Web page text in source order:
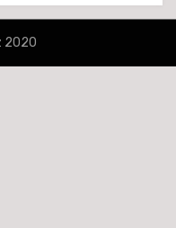
2020
na platforměWordPress